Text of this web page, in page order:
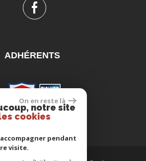
ADHÉRENTS
On en reste là
notre site
cookies
pendant
visite.